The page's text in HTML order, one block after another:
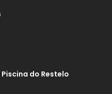
do Restelo